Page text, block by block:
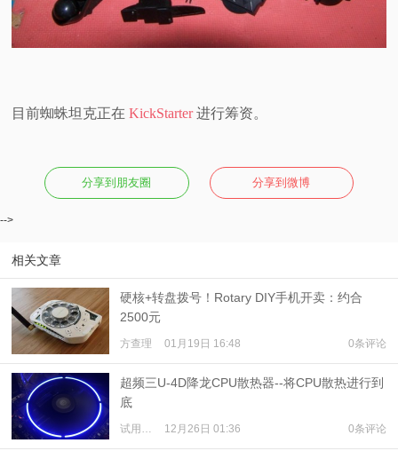
目前蜘蛛坦克正在KickStarter进行筹资。
分享到朋友圈 分享到微博
-->
相关文章
硬核+转盘拨号！Rotary DIY手机开卖：约合
2500元
方查理 01月19日 16:48 0条评论
超频三U-4D降龙CPU散热器--将CPU散热进行到
底
试用体验 12月26日 01:36 0条评论